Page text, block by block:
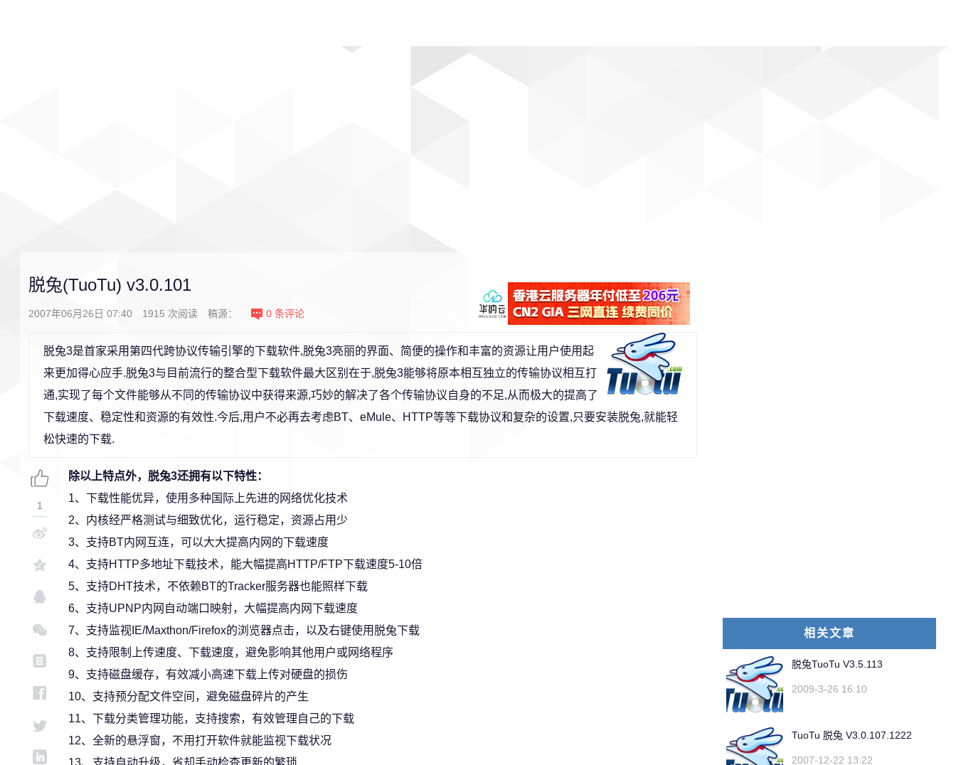
脱兔(TuoTu) v3.0.101
2007年06月26日 07:40 1915 次阅读 稿源： 0 条评论
脱兔3是首家采用第四代跨协议传输引擎的下载软件,脱兔3亮丽的界面、简便的操作和丰富的资源让用户使用起
来更加得心应手.脱兔3与目前流行的整合型下载软件最大区别在于,脱兔3能够将原本相互独立的传输协议相互打
通,实现了每个文件能够从不同的传输协议中获得来源,巧妙的解决了各个传输协议自身的不足,从而极大的提高了
下载速度、稳定性和资源的有效性.今后,用户不必再去考虑BT、eMule、HTTP等等下载协议和复杂的设置,只要安装脱兔,就能轻
松快速的下载.
除以上特点外，脱兔3还拥有以下特性：
1、下载性能优异，使用多种国际上先进的网络优化技术
2、内核经严格测试与细致优化，运行稳定，资源占用少
3、支持BT内网互连，可以大大提高内网的下载速度
4、支持HTTP多地址下载技术，能大幅提高HTTP/FTP下载速度5-10倍
5、支持DHT技术，不依赖BT的Tracker服务器也能照样下载
6、支持UPNP内网自动端口映射，大幅提高内网下载速度
7、支持监视IE/Maxthon/Firefox的浏览器点击，以及右键使用脱兔下载
8、支持限制上传速度、下载速度，避免影响其他用户或网络程序
9、支持磁盘缓存，有效减小高速下载上传对硬盘的损伤
10、支持预分配文件空间，避免磁盘碎片的产生
11、下载分类管理功能，支持搜索，有效管理自己的下载
12、全新的悬浮窗，不用打开软件就能监视下载状况
13、支持自动升级，省却手动检查更新的繁琐
1
相关文章
脱兔TuoTu V3.5.113
2009-3-26 16:10
TuoTu 脱兔 V3.0.107.1222
2007-12-22 13:22